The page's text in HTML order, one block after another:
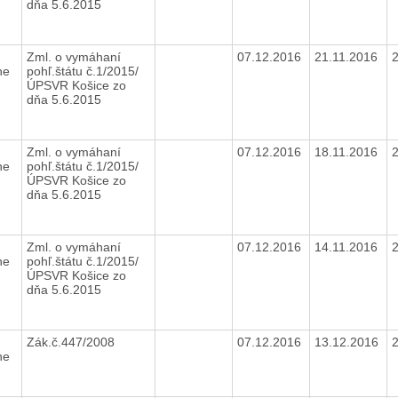
dňa 5.6.2015
Zml. o vymáhaní
pohľ.štátu č.1/2015/
ÚPSVR Košice zo
dňa 5.6.2015
07.12.2016 21.11.2016
Zml. o vymáhaní
pohľ.štátu č.1/2015/
ÚPSVR Košice zo
dňa 5.6.2015
07.12.2016 18.11.2016
Zml. o vymáhaní
pohľ.štátu č.1/2015/
ÚPSVR Košice zo
dňa 5.6.2015
07.12.2016 14.11.2016
Zák.č.447/2008 07.12.2016 13.12.2016